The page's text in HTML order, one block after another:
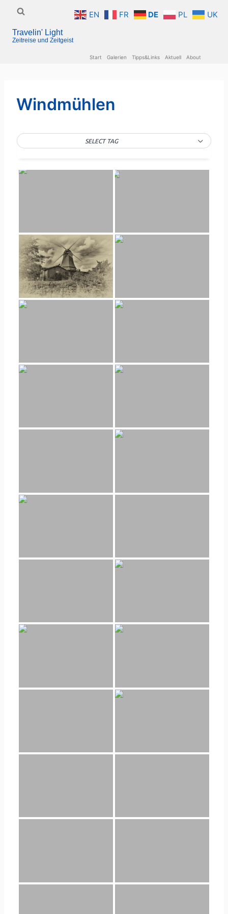
springen
Travelin' Light
Zeitreise und Zeitgeist
Start Galerien Tipps&Links Aktuell About
Windmühlen
SELECT TAG
EN FR DE PL UK